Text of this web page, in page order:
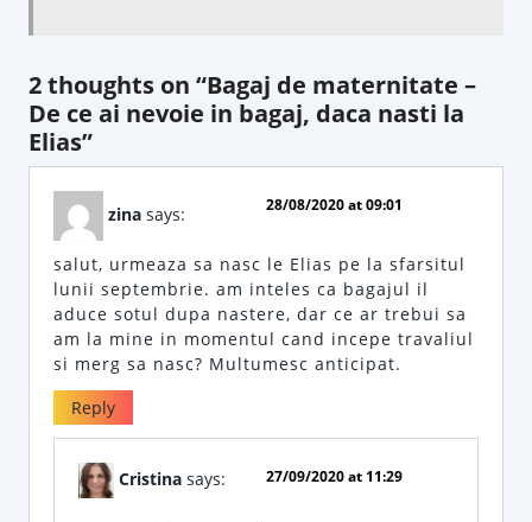
2 thoughts on “Bagaj de maternitate –
De ce ai nevoie in bagaj, daca nasti la
Elias”
zina says: 28/08/2020 at 09:01
salut, urmeaza sa nasc le Elias pe la sfarsitul
lunii septembrie. am inteles ca bagajul il
aduce sotul dupa nastere, dar ce ar trebui sa
am la mine in momentul cand incepe travaliul
si merg sa nasc? Multumesc anticipat.
Reply
Cristina says: 27/09/2020 at 11:29